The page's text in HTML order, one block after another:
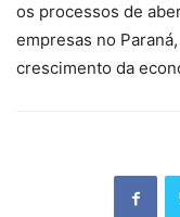
os processos de
empresas no
crescimento da